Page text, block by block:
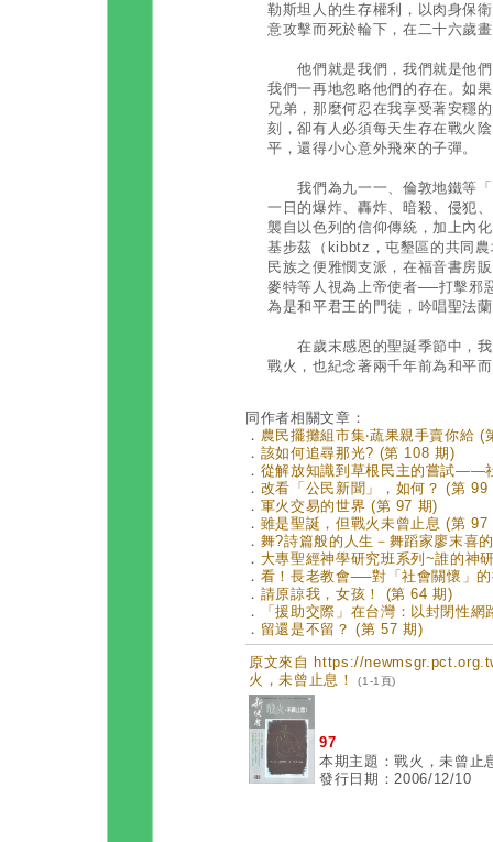
勒斯坦人的生存權利，以肉身保
意攻擊而死於輪下，在二十六歲
他們就是我們，我們就是他們
我們一再地忽略他們的存在。如
兄弟，那麼何忍在我享受著安穩
刻，卻有人必須每天生存在戰火
平，還得小心意外飛來的子彈。
我們為九一一、倫敦地鐵等「
一日的爆炸、轟炸、暗殺、侵犯
襲自以色列的信仰傳統，加上內
基步茲（kibbtz，屯墾區的共同
民族之便雅憫支派，在福音書房
麥特等人視為上帝使者──打擊邪
為是和平君王的門徒，吟唱聖法
在歲末感恩的聖誕季節中，我
戰火，也紀念著兩千年前為和平
同作者相關文章：
． 農民擺攤組市集‧蔬果親手賣你給 (
． 該如何追尋那光? (第 108 期)
． 從解放知識到草根民主的嘗試——
． 改看「公民新聞」，如何？ (第 99
． 軍火交易的世界 (第 97 期)
． 雖是聖誕，但戰火未曾止息 (第 97
． 舞?詩篇般的人生－舞蹈家廖末喜
． 大專聖經神學研究班系列~誰的神
． 看！長老教會──對「社會關懷」
． 請原諒我，女孩！ (第 64 期)
．
「援助交際」在台灣：以封閉性
． 留還是不留？ (第 57 期)
原文來自 https://
火，未曾止息！
(1-1頁)
97
本期主題：戰火，未曾止
發行日期：2006/12/10